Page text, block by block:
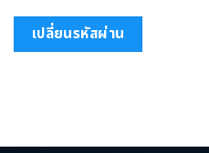
เปลี่ยนรหัสผ่าน